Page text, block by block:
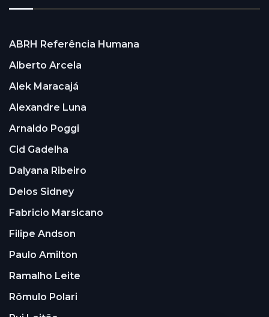
ABRH Referência Humana
Alberto Arcela
Alek Maracajá
Alexandre Luna
Arnaldo Poggi
Cid Gadelha
Dalyana Ribeiro
Delos Sidney
Fabricio Marsicano
Filipe Andson
Paulo Amilton
Ramalho Leite
Rômulo Polari